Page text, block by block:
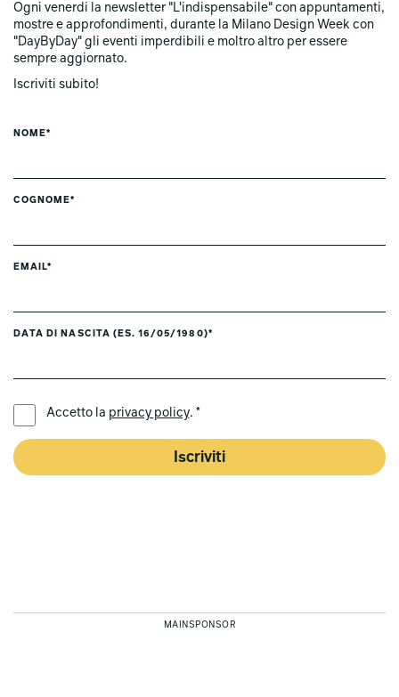
Ogni venerdi la newsletter "L'indispensabile" con appuntamenti,
mostre e approfondimenti, durante la Milano Design Week con
"DayByDay" gli eventi imperdibili e moltro altro per essere
sempre aggiornato.
Iscriviti subito!
NOME*
COGNOME*
EMAIL*
DATA DI NASCITA (ES. 16/05/1980)*
Accetto la privacy policy. *
Iscriviti
MAINSPONSOR